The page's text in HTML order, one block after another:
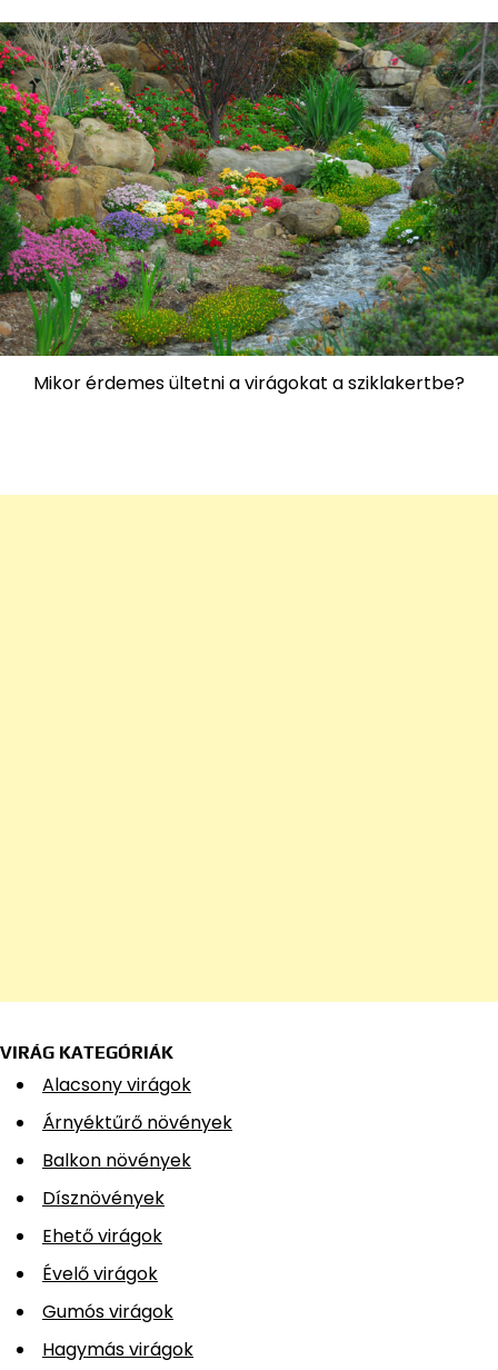
Mikor érdemes ültetni a virágokat a sziklakertbe?
VIRÁG KATEGÓRIÁK
Alacsony virágok
Árnyéktűrő növények
Balkon növények
Dísznövények
Ehető virágok
Évelő virágok
Gumós virágok
Hagymás virágok